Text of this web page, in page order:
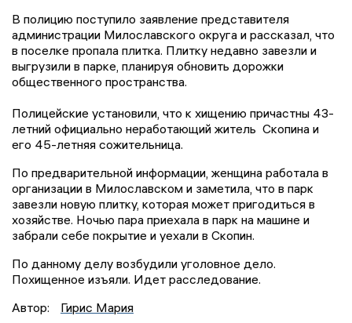
В полицию поступило заявление представителя
администрации Милославского округа и рассказал, что
в поселке пропала плитка. Плитку недавно завезли и
выгрузили в парке, планируя обновить дорожки
общественного пространства.
Полицейские установили, что к хищению причастны 43-
летний официально неработающий житель Скопина и
его 45-летняя сожительница.
По предварительной информации, женщина работала в
организации в Милославском и заметила, что в парк
завезли новую плитку, которая может пригодиться в
хозяйстве. Ночью пара приехала в парк на машине и
забрали себе покрытие и уехали в Скопин.
По данному делу возбудили уголовное дело.
Похищенное изъяли. Идет расследование.
Автор:
Гирис Мария